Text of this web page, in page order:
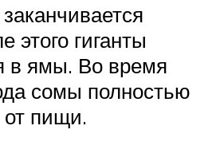
этого гиганты
в ямы. Во время
сомы полностью
от пищи.